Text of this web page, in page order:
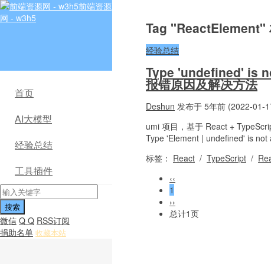
前端资源
网 - w3h5
首页
AI大模型
经验总结
工具插件
微信 Q Q RSS订阅
捐助名单 收藏本站
Tag "ReactElement"
经验总结
Type 'undefined' is
报错原因及解决方法
Deshun 发布于 5年前 (2022-01-
umi 项目，基于 React +
Type 'Element | undefined' is
标签： React / TypeScript /
‹‹
1
››
总计1页